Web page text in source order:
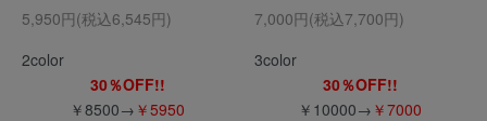
5,950円(税込6,545円)
2color
30％OFF!!
￥8500→ ￥5950
7,000円(税込7,700円)
3color
30％OFF!!
￥10000→ ￥7000